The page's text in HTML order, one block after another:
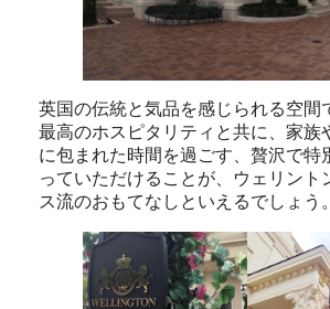
英国の伝統と気品を感じられる空間
最高のホスピタリティと共に、家族
に包まれた時間を過ごす、贅沢で特
っていただけることが、ウェリント
ス流のおもてなしといえるでしょう。